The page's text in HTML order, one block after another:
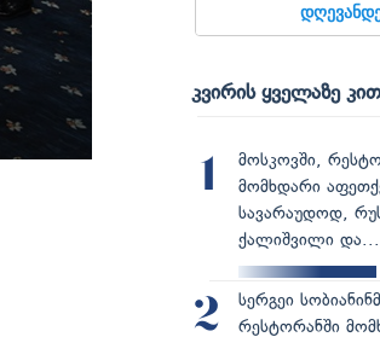
კვირის ყველაზე
1
მოსკოვში,
მომხდარი
სავარაუდოდ,
ქალიშვილი და...
2
სერგეი
რესტორანში